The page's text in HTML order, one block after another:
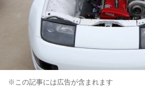
※この記事には広告が含まれます